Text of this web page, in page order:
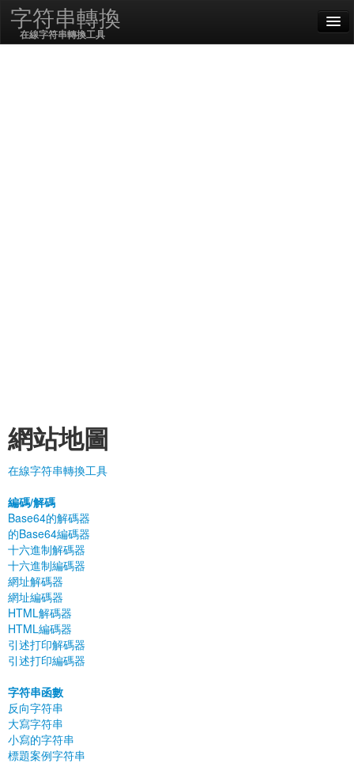
字符串轉換
在線字符串轉換工具
網站地圖
在線字符串轉換工具
編碼/解碼
Base64的解碼器
的Base64編碼器
十六進制解碼器
十六進制編碼器
網址解碼器
網址編碼器
HTML解碼器
HTML編碼器
引述打印解碼器
引述打印編碼器
字符串函數
反向字符串
大寫字符串
小寫的字符串
標題案例字符串